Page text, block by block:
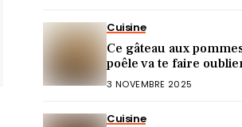
Cuisine
Ce gâteau aux
poêle va te faire
(ultra rapide !)
3 NOVEMBRE 2025
Cuisine